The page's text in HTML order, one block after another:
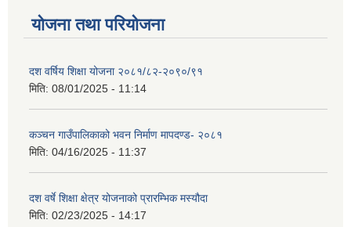
योजना तथा परियोजना
दश वर्षिय शिक्षा योजना २०८१/८२-२०९०/९१
मिति: 08/01/2025 - 11:14
कञ्‍चन गाउँपालिकाको भवन निर्माण मापदण्ड- २०८१
मिति: 04/16/2025 - 11:37
दश वर्षे शिक्षा क्षेत्र योजनाको प्रारम्भिक मस्यौदा
मिति: 02/23/2025 - 14:17